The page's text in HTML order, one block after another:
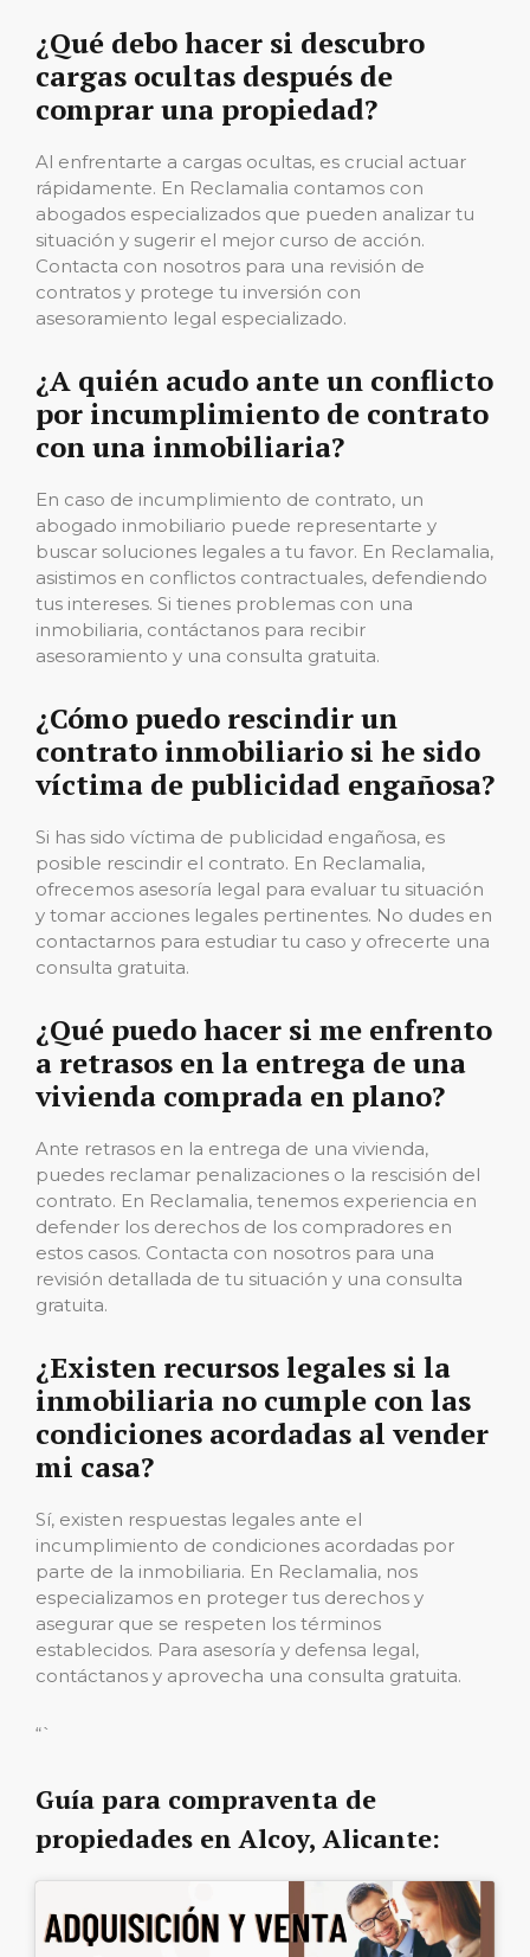
¿Qué debo hacer si descubro
cargas ocultas después de
comprar una propiedad?
Al enfrentarte a cargas ocultas, es crucial actuar
rápidamente. En Reclamalia contamos con
abogados especializados que pueden analizar tu
situación y sugerir el mejor curso de acción.
Contacta con nosotros para una revisión de
contratos y protege tu inversión con
asesoramiento legal especializado.
¿A quién acudo ante un conflicto
por incumplimiento de contrato
con una inmobiliaria?
En caso de incumplimiento de contrato, un
abogado inmobiliario puede representarte y
buscar soluciones legales a tu favor. En Reclamalia,
asistimos en conflictos contractuales, defendiendo
tus intereses. Si tienes problemas con una
inmobiliaria, contáctanos para recibir
asesoramiento y una consulta gratuita.
¿Cómo puedo rescindir un
contrato inmobiliario si he sido
víctima de publicidad engañosa?
Si has sido víctima de publicidad engañosa, es
posible rescindir el contrato. En Reclamalia,
ofrecemos asesoría legal para evaluar tu situación
y tomar acciones legales pertinentes. No dudes en
contactarnos para estudiar tu caso y ofrecerte una
consulta gratuita.
¿Qué puedo hacer si me enfrento
a retrasos en la entrega de una
vivienda comprada en plano?
Ante retrasos en la entrega de una vivienda,
puedes reclamar penalizaciones o la rescisión del
contrato. En Reclamalia, tenemos experiencia en
defender los derechos de los compradores en
estos casos. Contacta con nosotros para una
revisión detallada de tu situación y una consulta
gratuita.
¿Existen recursos legales si la
inmobiliaria no cumple con las
condiciones acordadas al vender
mi casa?
Sí, existen respuestas legales ante el
incumplimiento de condiciones acordadas por
parte de la inmobiliaria. En Reclamalia, nos
especializamos en proteger tus derechos y
asegurar que se respeten los términos
establecidos. Para asesoría y defensa legal,
contáctanos y aprovecha una consulta gratuita.
“`
Guía para compraventa de
propiedades en Alcoy, Alicante: